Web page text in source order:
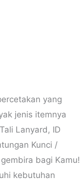
yang
jenis itemnya
Lanyard, ID
Kunci /
bagi Kamu!
kebutuhan